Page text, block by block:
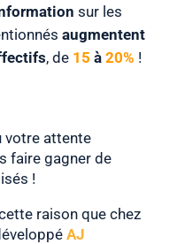
sur les
augmentent
, de 15 à 20% !
votre attente
faire gagner de
!
raison que chez
AJ